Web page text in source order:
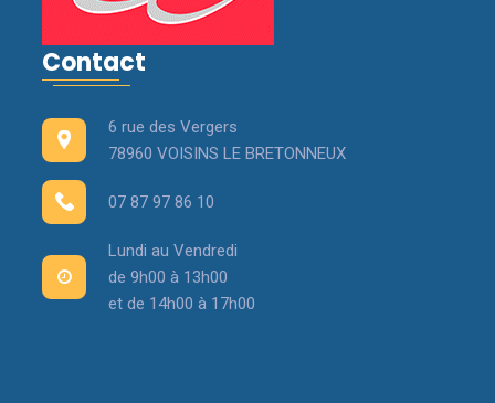
Contact
6 rue des Vergers
78960 VOISINS LE BRETONNEUX
07 87 97 86 10
Lundi au Vendredi
de 9h00 à 13h00
et de 14h00 à 17h00